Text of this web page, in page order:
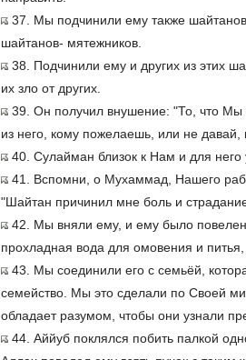
37. Мы подчинили ему также
шайтанов- мятежников.
38. Подчинили ему и других из этих
их зло от других.
39. Он получил внушение: "То, что
из него, кому пожелаешь, или не давай,
40. Сулайман близок к Нам и для него
41. Вспомни, о Мухаммад, Нашего
"Шайтан причинил мне боль и
42. Мы вняли ему, и ему было
прохладная вода для омовения и
43. Мы соединили его с семьёй,
семейство. Мы это сделали по Своей
обладает разумом, чтобы они узнали
44. Аййуб поклялся побить палкой